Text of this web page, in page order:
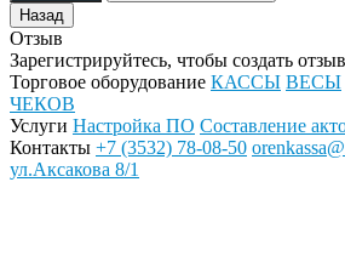
Отзыв
Зарегистрируйтесь, чтобы создать
Торговое оборудование КАССЫ ВЕСЫ
ЧЕКОВ
Услуги Настройка ПО Составление
Контакты +7 (3532) 78-08-50
ул.Аксакова 8/1